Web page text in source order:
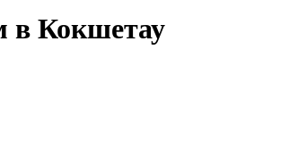
в Кокшетау